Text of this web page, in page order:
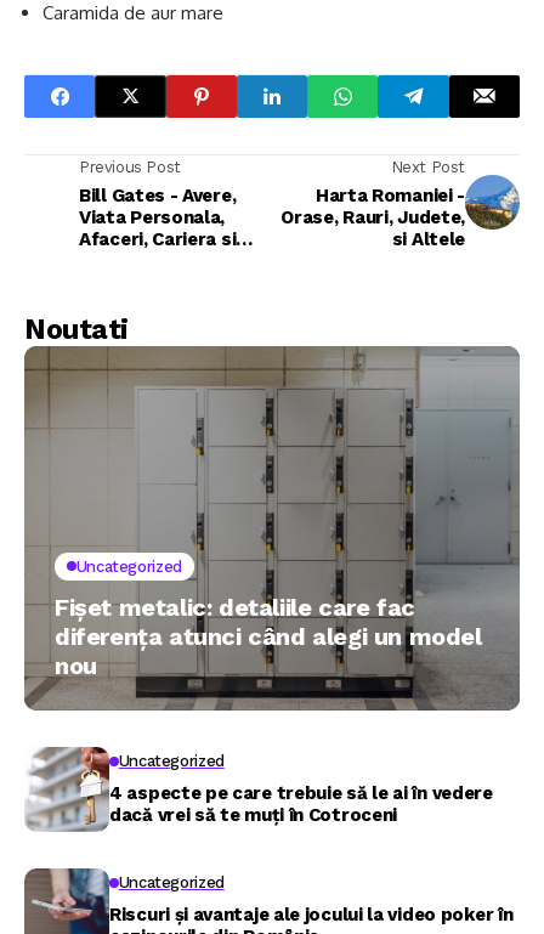
Caramida de aur mare
Previous Post
Bill Gates - Avere,
Viata Personala,
Afaceri, Cariera si
Next Post
Harta Romaniei -
Orase, Rauri, Judete,
si Altele
Noutati
Uncategorized
Fișet metalic: detaliile care fac
diferența atunci când alegi un model
nou
Uncategorized
4 aspecte pe care trebuie să le ai în vedere
dacă vrei să te muți în Cotroceni
Uncategorized
Riscuri și avantaje ale jocului la video poker în